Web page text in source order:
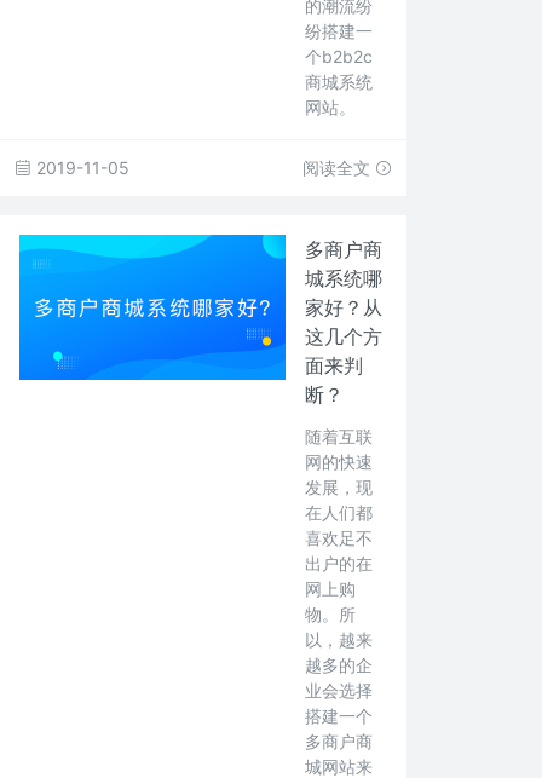
的潮流纷
纷搭建一
个b2b2c
商城系统
网站。
2019-11-05 阅读全文
多商户商
城系统哪
家好？从
这几个方
面来判
断？
随着互联
网的快速
发展，现
在人们都
喜欢足不
出户的在
网上购
物。所
以，越来
越多的企
业会选择
搭建一个
多商户商
城网站来